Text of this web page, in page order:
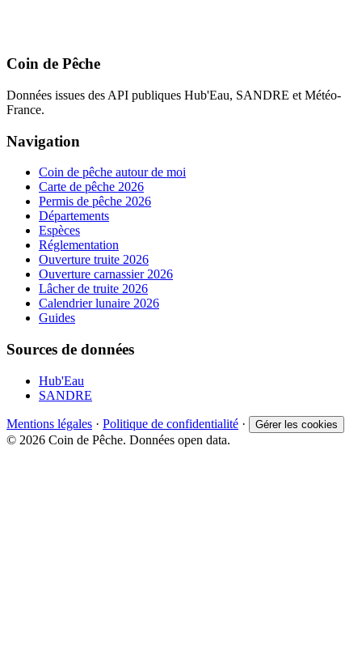
Coin de Pêche
Données issues des API publiques Hub'Eau, SANDRE et Météo-
France.
Navigation
Coin de pêche autour de moi
Carte de pêche 2026
Permis de pêche 2026
Départements
Espèces
Réglementation
Ouverture truite 2026
Ouverture carnassier 2026
Lâcher de truite 2026
Calendrier lunaire 2026
Guides
Sources de données
Hub'Eau
SANDRE
Mentions légales · Politique de confidentialité · Gérer les cookies
© 2026 Coin de Pêche. Données open data.